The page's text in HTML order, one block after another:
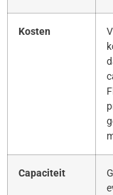
Kosten
Capaciteit